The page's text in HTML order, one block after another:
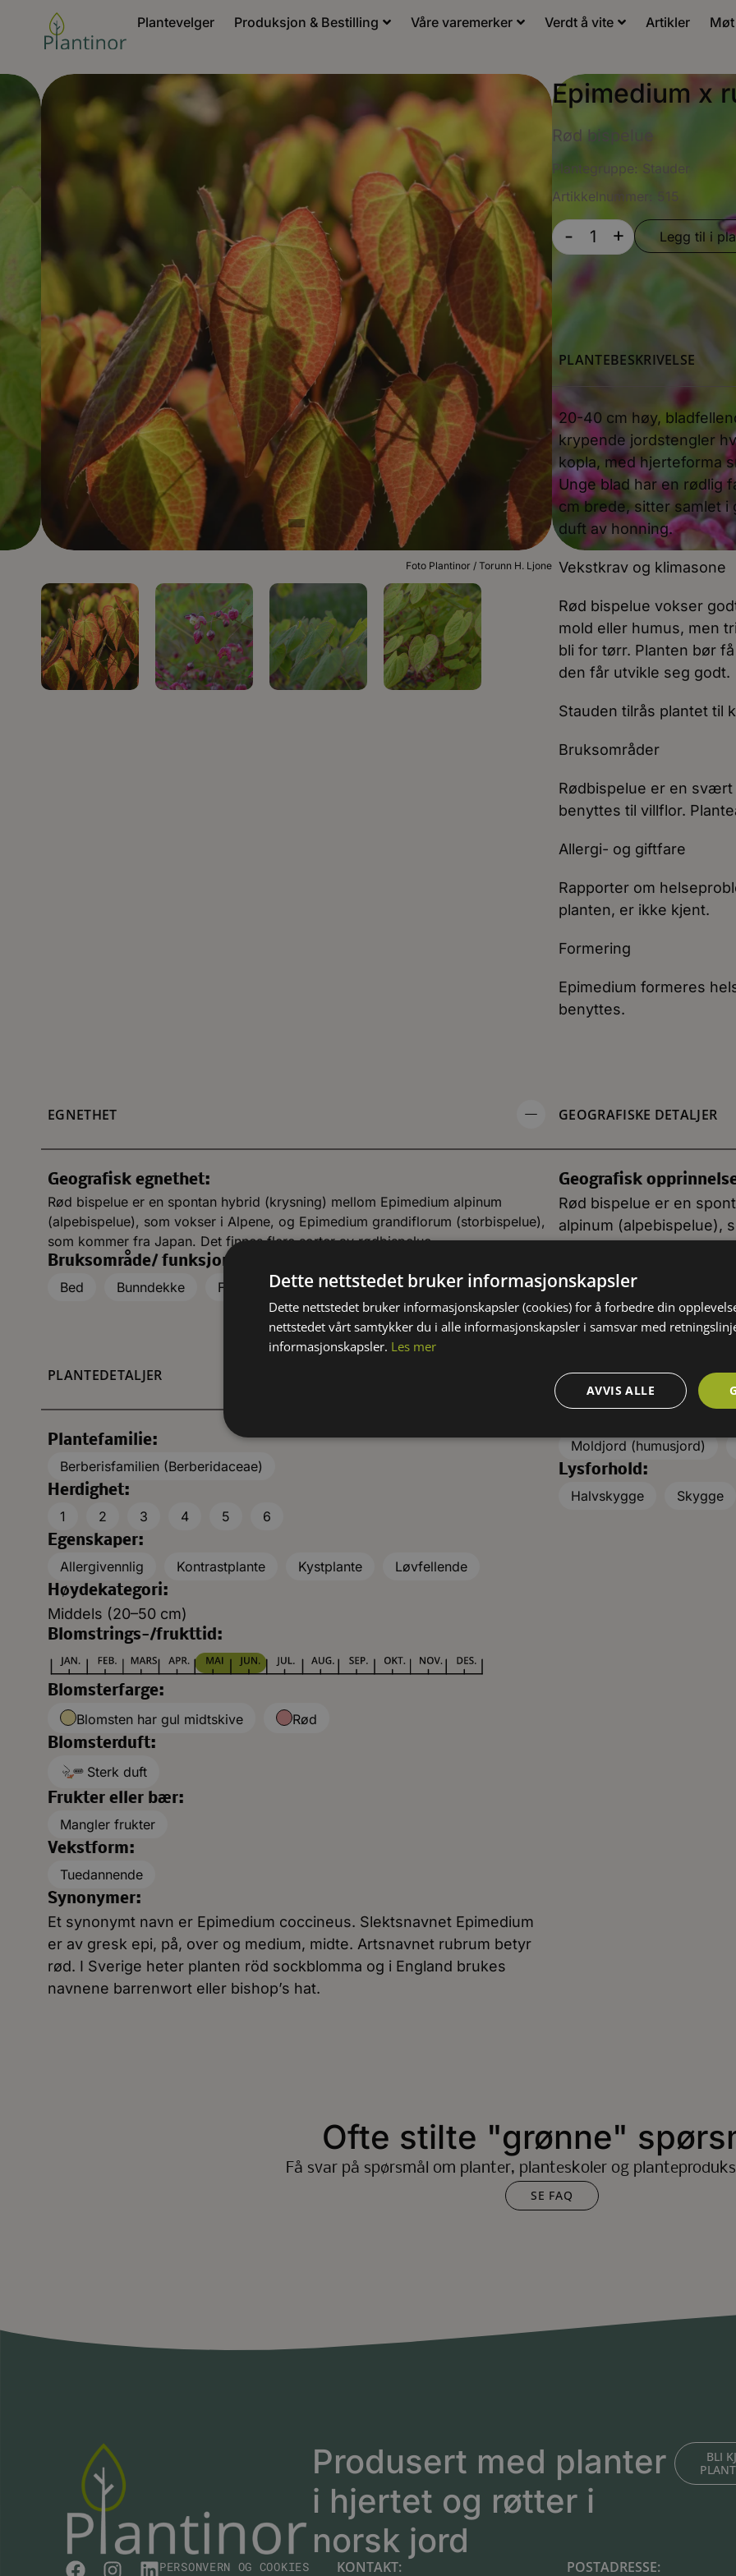
Plantevelger Produksjon & Bestilling Våre varemerker Verdt å vite Artikler
Foto Plantinor / Torunn H. Ljone
Epimedium x
Rød bispelue
Plantegruppe: Stauder
Artikkelnummer: 515
- + Legg til i
PLANTEBESKRIVELSE
20-40 cm høy,
krypende jordstengler
kopla, med hjerteforma
Unge blad har en rødlig
cm brede, sitter samlet i
duft av honning.
Vekstkrav og klimasone
Rød bispelue vokser
mold eller humus, men
bli for tørr. Planten bør
den får utvikle seg godt.
Stauden tilrås plantet til
Bruksområder
Rødbispelue er en
benyttes til villflor.
Allergi- og giftfare
Rapporter om
planten, er ikke kjent.
Formering
Epimedium formeres
benyttes.
EGNETHET
Geografisk egnethet:
Rød bispelue er en spontan hybrid (krysning) mellom Epimedium alpinum
(alpebispelue), som vokser i Alpene, og Epimedium grandiflorum (storbispelue),
som kommer fra Japan. Det finnes flere sorter av rødbispelue.
Bruksområde/ funksjon:
Bed
Bunndekke Fjellhage Rabatt, bed Underplanting
PLANTEDETALJER
Plantefamilie:
Berberisfamilien (Berberidaceae)
Herdighet:
1
2 3 4 5
6
Egenskaper:
Allergivennlig
Kontrastplante Kystplante
Løvfellende
Høydekategori:
Middels (20–50 cm)
Blomstrings-/frukttid:
Blomsterfarge:
Blomsten har gul midtskive
Rød
Blomsterduft:
Sterk duft
Frukter eller bær:
Mangler frukter
Vekstform:
Tuedannende
Synonymer:
Et synonymt navn er Epimedium coccineus. Slektsnavnet Epimedium
er av gresk epi, på, over og medium, midte. Artsnavnet rubrum betyr
rød. I Sverige heter planten röd sockblomma og i England brukes
navnene barrenwort eller bishop’s hat.
GEOGRAFISKE DETALJER
Geografisk
Rød bispelue er en
alpinum (alpebispelue),
Moldjord (humusjord)
Lysforhold:
Halvskygge
Skygge
Ofte stilte "grønne"
Få svar på spørsmål om planter, planteskoler og
SE FAQ
Produsert med planter
i hjertet og røtter i
norsk jord
BLI
PERSONVERN OG COOKIES KONTAKT: POSTADRESSE:
Dette nettstedet bruker informasjonskapsler
Dette nettstedet bruker informasjonskapsler (cookies) for å forbedre din
nettstedet vårt samtykker du i alle informasjonskapsler i samsvar med
informasjonskapsler. Les mer
AVVIS ALLE